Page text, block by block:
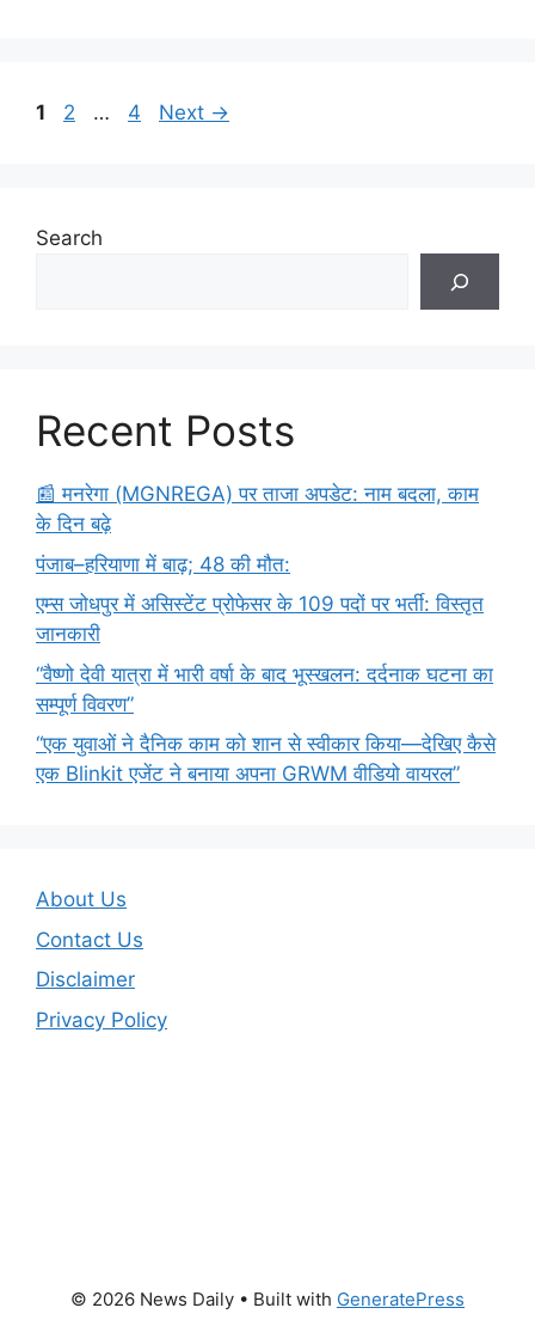
Page
1 Page
2 … Page
4 Next →
Search
Recent Posts
​📰 मनरेगा (MGNREGA) पर ताजा अपडेट: नाम बदला, काम
के दिन बढ़े
पंजाब–हरियाणा में बाढ़; 48 की मौत:
एम्स जोधपुर में असिस्टेंट प्रोफेसर के 109 पदों पर भर्ती: विस्तृत
जानकारी
“वैष्णो देवी यात्रा में भारी वर्षा के बाद भूस्खलन: दर्दनाक घटना का
सम्पूर्ण विवरण”
“एक युवाओं ने दैनिक काम को शान से स्वीकार किया—देखिए कैसे
एक Blinkit एजेंट ने बनाया अपना GRWM वीडियो वायरल”
About Us
Contact Us
Disclaimer
Privacy Policy
© 2026 News Daily • Built with GeneratePress